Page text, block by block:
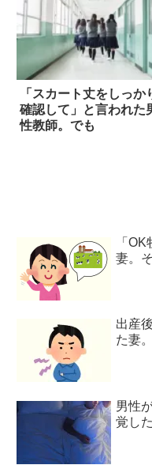
「スカート丈をしっか
確認して」と言われた
性教師。でも
「
妻。
出産
た妻
男性
覚し